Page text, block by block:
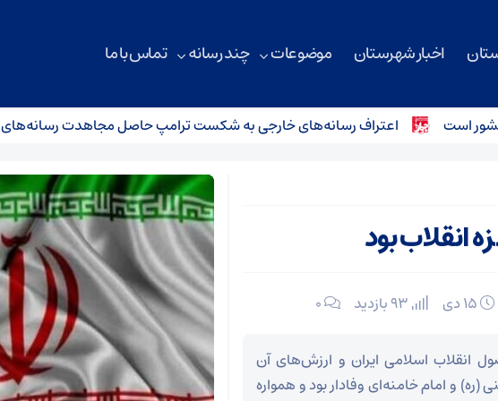
اخبار شهرستان موضوعات چند رسانه تماس با ما
اعتراف رسانه‌های خارجی به شکست ترامپ حاصل مجاهدت رسانه‌های
بود
۰
انقلاب اسلامی ایران و ارزش‌های آن
(ره) و امام خامنه‌ای وفادار بود و همواره